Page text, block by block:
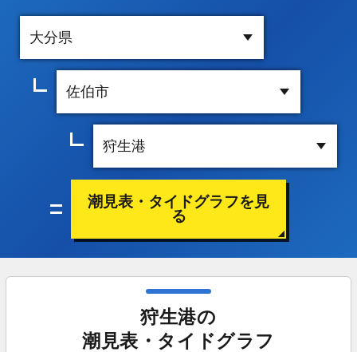
潮見表・タイドグラフを見
る
狩生港の
潮見表・タイドグラフ